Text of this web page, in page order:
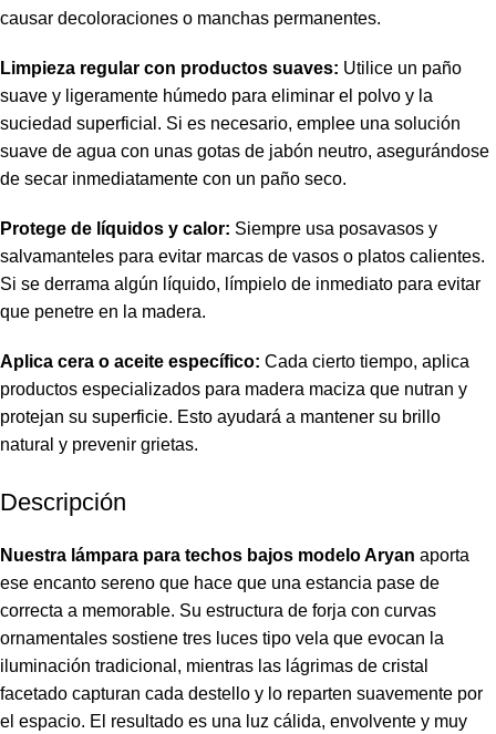
causar decoloraciones o manchas permanentes.
Limpieza regular con productos suaves: Utilice un paño
suave y ligeramente húmedo para eliminar el polvo y la
suciedad superficial. Si es necesario, emplee una solución
suave de agua con unas gotas de jabón neutro, asegurándose
de secar inmediatamente con un paño seco.
Protege de líquidos y calor: Siempre usa posavasos y
salvamanteles para evitar marcas de vasos o platos calientes.
Si se derrama algún líquido, límpielo de inmediato para evitar
que penetre en la madera.
Aplica cera o aceite específico: Cada cierto tiempo, aplica
productos especializados para madera maciza que nutran y
protejan su superficie. Esto ayudará a mantener su brillo
natural y prevenir grietas.
Descripción
Nuestra lámpara para techos bajos modelo Aryan aporta
ese encanto sereno que hace que una estancia pase de
correcta a memorable. Su estructura de forja con curvas
ornamentales sostiene tres luces tipo vela que evocan la
iluminación tradicional, mientras las lágrimas de cristal
facetado capturan cada destello y lo reparten suavemente por
el espacio. El resultado es una luz cálida, envolvente y muy